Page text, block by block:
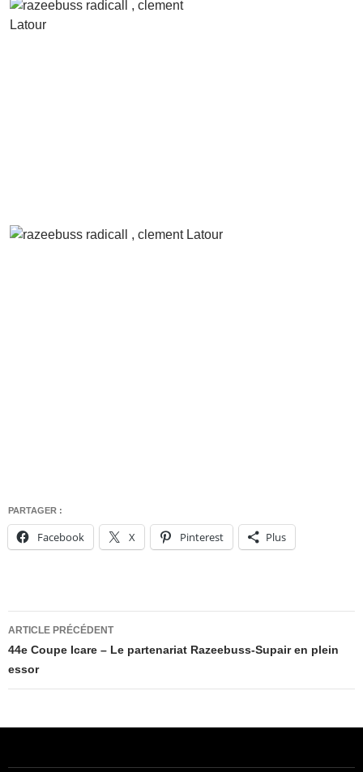
PARTAGER :
Facebook X Pinterest Plus
Navigation
des
articles
ARTICLE PRÉCÉDENT
44e Coupe Icare – Le partenariat Razeebuss-Supair en plein
essor